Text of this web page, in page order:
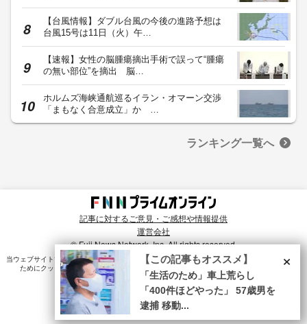
【台風情報】ダブル台風の今後の進路予想は
台風15号は11日（火）午…
【速報】女性の脳腫瘍摘出手術で誤って“腫瘍
の無い部位”を摘出 脳…
ホルムズ海峡通航巡るイラン・オマーン交渉
「まもなく合意成立」か …
ランキング一覧へ
記事に対するご意見・ご感想や情報提供
運営会社
© Fuji News Network, Inc. All rights reserved.
当ウェブサイトでは、ユーザのニーズ・興味・関⼼に合致したコンテンツや広告配信を提供する
ためにクッキーを使⽤しています。詳細は、
プライバシーポリシー をご確認ください。×
【この記事もオススメ】
「生活のため」車上荒らし
「400件ほどやった」 57歳男を
逮捕 移動...